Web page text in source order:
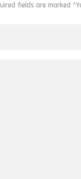
fields are marked